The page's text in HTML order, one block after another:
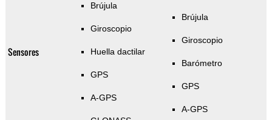
Sensores
Brújula
Giroscopio
Huella dactilar
GPS
A-GPS
Brújula
Giroscopio
Barómetro
GPS
A-GPS